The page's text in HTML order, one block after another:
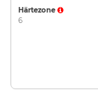
Härtezone
6